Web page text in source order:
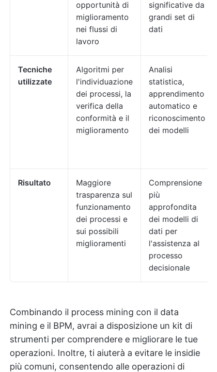
opportunità di
miglioramento
nei flussi di
lavoro
significative da
grandi set di
dati
Tecniche
utilizzate
Algoritmi per
l'individuazione
dei processi, la
verifica della
conformità e il
miglioramento
Analisi
statistica,
apprendimento
automatico e
riconoscimento
dei modelli
Risultato
Maggiore
trasparenza sul
funzionamento
dei processi e
sui possibili
miglioramenti
Comprensione
più
approfondita
dei modelli di
dati per
l'assistenza al
processo
decisionale
Combinando il process mining con il data
mining e il BPM, avrai a disposizione un kit di
strumenti per comprendere e migliorare le tue
operazioni. Inoltre, ti aiuterà a evitare le insidie
più comuni, consentendo alle operazioni di